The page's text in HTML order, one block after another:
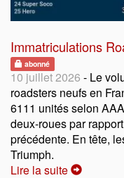
Immatriculations
abonné
10 juillet 2026 - Le
roadsters neufs en
6111 unités selon
deux-roues par
précédente. En tête,
Triumph.
Lire la suite